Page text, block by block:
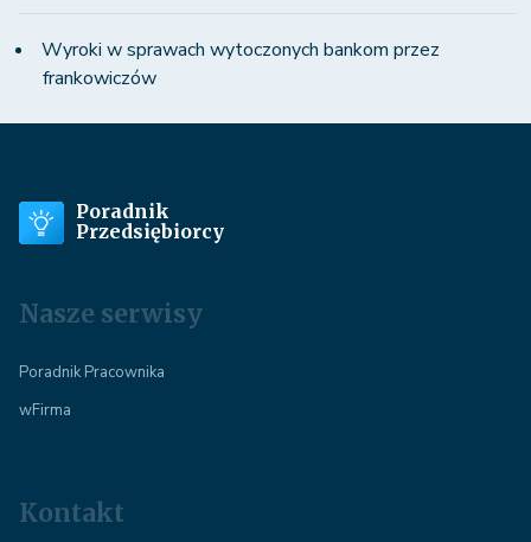
Wyroki w sprawach wytoczonych bankom przez
frankowiczów
Poradnik
Przedsiębiorcy
Nasze serwisy
Poradnik Pracownika
wFirma
Kontakt